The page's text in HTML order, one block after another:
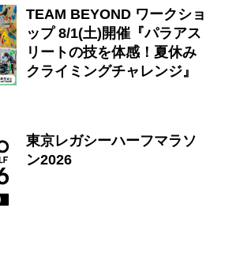
TEAM BEYOND ワークショ
ップ 8/1(土)開催『パラアス
リートの技を体感！夏休み
クライミングチャレンジ』
東京レガシーハーフマラソ
ン2026